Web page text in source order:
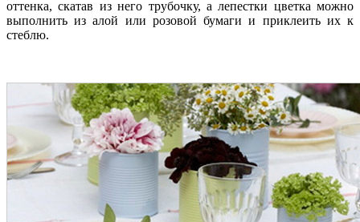
оттенка, скатав из него трубочку, а лепестки цветка можно
выполнить из алой или розовой бумаги и приклеить их к
стеблю.